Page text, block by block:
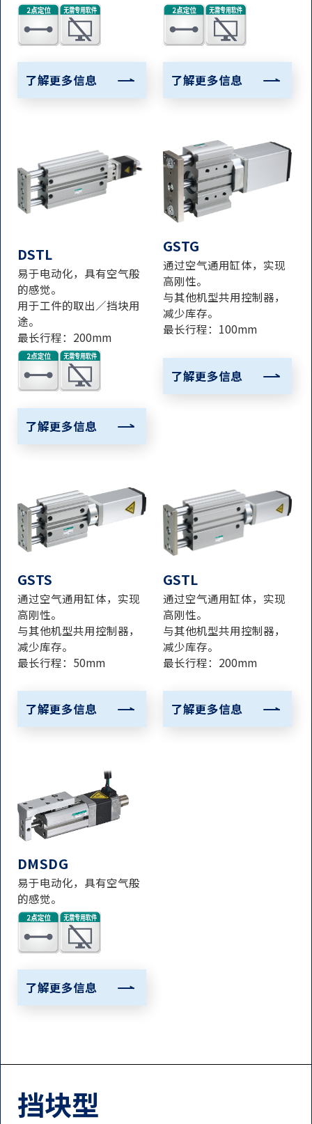
了解更多信息 了解更多信息
DSTL
易于电动化，具有空气般
的感觉。
用于工件的取出／挡块用
途。
最长行程：200mm
了解更多信息
GSTG
通过空气通用缸体，实现
高刚性。
与其他机型共用控制器，
减少库存。
最长行程：100mm
了解更多信息
GSTS
通过空气通用缸体，实现
高刚性。
与其他机型共用控制器，
减少库存。
最长行程：50mm
了解更多信息
GSTL
通过空气通用缸体，实现
高刚性。
与其他机型共用控制器，
减少库存。
最长行程：200mm
了解更多信息
DMSDG
易于电动化，具有空气般
的感觉。
了解更多信息
挡块型